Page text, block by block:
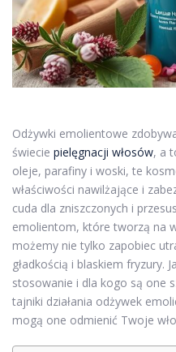
Odżywki emolientowe
świecie pielęgnacji włosów, a
oleje, parafiny i woski, te
właściwości nawilżające i
cuda dla zniszczonych i
emolientom, które tworzą na
możemy nie tylko zapobiec
gładkością i blaskiem fryzury.
stosowanie i dla kogo są one
tajniki działania odżywek
mogą one odmienić Twoje